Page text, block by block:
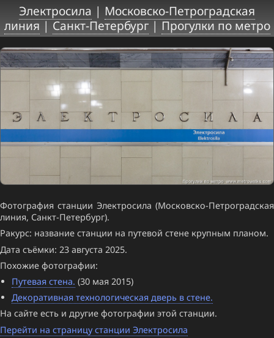
Электросила | Московско-Петроградская
линия|Санкт-Петербург|Прогулки по метро
Фотография станции Электросила (Московско-Петроградская
линия, Санкт-Петербург).
Ракурс: название станции на путевой стене крупным планом.
Дата съёмки: 23 августа 2025.
Похожие фотографии:
Путевая стена. (30 мая 2015)
Декоративная технологическая дверь в стене.
На сайте есть и другие фотографии этой станции.
Перейти на страницу станции Электросила